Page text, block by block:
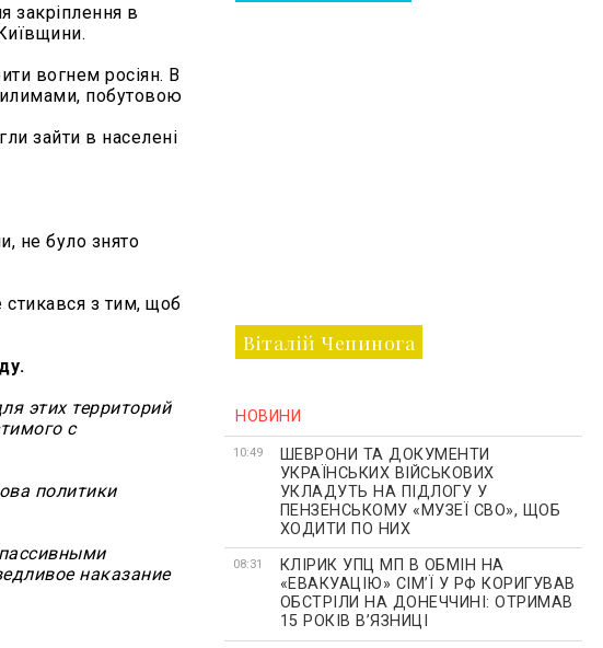
закріплення в
вогнем росіян. В
побутовою
зайти в населені
не було знято
стикався з тим, щоб
этих территорий
с
политики
наказание
Віталій Чепинога
НОВИНИ
10:49
ШЕВРОНИ ТА ДОКУМЕНТИ
УКРАЇНСЬКИХ ВІЙСЬКОВИХ
УКЛАДУТЬ НА ПІДЛОГУ У
ПЕНЗЕНСЬКОМУ «МУЗЕЇ СВО», ЩОБ
ХОДИТИ ПО НИХ
08:31
КЛІРИК УПЦ МП В ОБМІН НА
«ЕВАКУАЦІЮ» СІМʼЇ У РФ КОРИГУВАВ
ОБСТРІЛИ НА ДОНЕЧЧИНІ: ОТРИМАВ
15 РОКІВ ВʼЯЗНИЦІ